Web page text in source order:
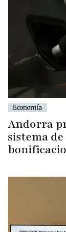
Economía
Andorra
sistema